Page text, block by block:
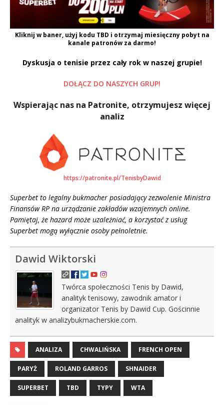
Kliknij w baner, użyj kodu TBD i otrzymaj miesięczny pobyt na
kanale patronów za darmo!
Dyskusja o tenisie przez cały rok w naszej grupie!
DOŁĄCZ DO NASZYCH GRUP!
Wspierając nas na Patronite, otrzymujesz więcej
analiz
https://patronite.pl/TenisbyDawid
Superbet to legalny bukmacher posiadający zezwolenie Ministra
Finansów RP na urządzanie zakładów wzajemnych online.
Pamiętaj, że hazard może uzależniać, a korzystać z usług
Superbet mogą wyłącznie osoby pełnoletnie.
Dawid Wiktorski
Twórca społeczności Tenis by Dawid,
analityk tenisowy, zawodnik amator i
organizator Tenis by Dawid Cup. Gościnnie
analityk w analizybukmacherskie.com.
ANALIZA CHWALIŃSKA FRENCH OPEN
PARYŻ ROLAND GARROS SHNAIDER
SUPERBET TBD TYPY WTA